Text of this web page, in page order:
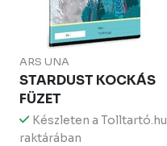
ARS UNA
STARDUST KOCKÁS
FÜZET
Készleten a Tolltartó.hu
raktárában